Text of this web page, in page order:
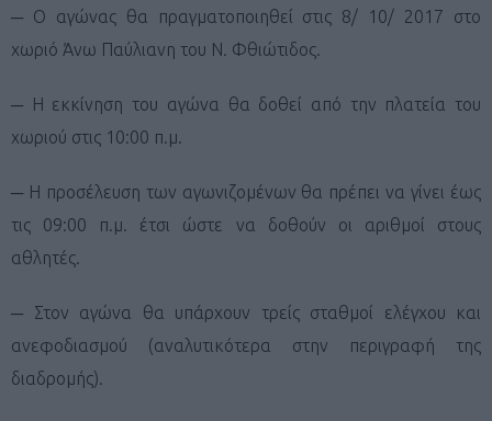
─ Ο αγώνας θα πραγματοποιηθεί στις 8/ 10/ 2017 στο
χωριό Άνω Παύλιανη του Ν. Φθιώτιδος.
─ Η εκκίνηση του αγώνα θα δοθεί από την πλατεία του
χωριού στις 10:00 π.μ.
─ Η προσέλευση των αγωνιζομένων θα πρέπει να γίνει έως
τις 09:00 π.μ. έτσι ώστε να δοθούν οι αριθμοί στους
αθλητές.
─ Στον αγώνα θα υπάρχουν τρείς σταθμοί ελέγχου και
ανεφοδιασμού (αναλυτικότερα στην περιγραφή της
διαδρομής).